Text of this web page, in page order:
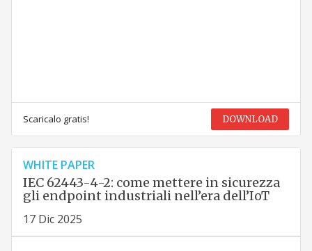
Scaricalo gratis! DOWNLOAD
WHITE PAPER
IEC 62443-4-2: come mettere in sicurezza
gli endpoint industriali nell’era dell’IoT
17 Dic 2025